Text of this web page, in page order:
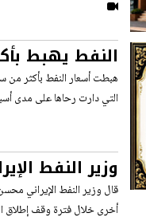
الإيرانية
هبطت أسعار النفط بأكثر من
التي دارت رحاها على ​مدى
الحرب ووقف
أخرى خلال فترة وقف إطلاق